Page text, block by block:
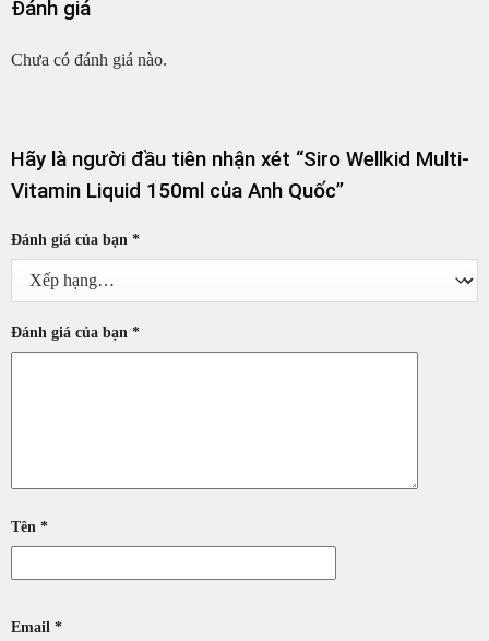
Đánh giá
Chưa có đánh giá nào.
Hãy là người đầu tiên nhận xét “Siro Wellkid Multi-
Vitamin Liquid 150ml của Anh Quốc”
Đánh giá của bạn *
Đánh giá của bạn *
Tên *
Email *